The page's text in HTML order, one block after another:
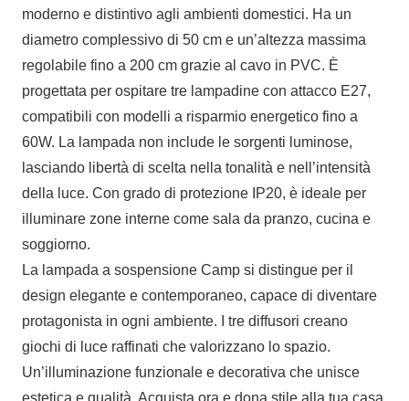
moderno e distintivo agli ambienti domestici. Ha un
diametro complessivo di 50 cm e un’altezza massima
regolabile fino a 200 cm grazie al cavo in PVC. È
progettata per ospitare tre lampadine con attacco E27,
compatibili con modelli a risparmio energetico fino a
60W. La lampada non include le sorgenti luminose,
lasciando libertà di scelta nella tonalità e nell’intensità
della luce. Con grado di protezione IP20, è ideale per
illuminare zone interne come sala da pranzo, cucina e
soggiorno.
La lampada a sospensione Camp si distingue per il
design elegante e contemporaneo, capace di diventare
protagonista in ogni ambiente. I tre diffusori creano
giochi di luce raffinati che valorizzano lo spazio.
Un’illuminazione funzionale e decorativa che unisce
estetica e qualità. Acquista ora e dona stile alla tua casa.